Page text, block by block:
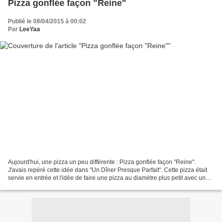
Pizza gonflée façon "Reine"
Publié le 08/04/2015 à 00:02
Par LeeYaa
Aujourd'hui, une pizza un peu différente : Pizza gonflée façon "Reine".
J'avais repéré cette idée dans "Un Dîner Presque Parfait". Cette pizza était
servie en entrée et l'idée de faire une pizza au diamètre plus petit avec une